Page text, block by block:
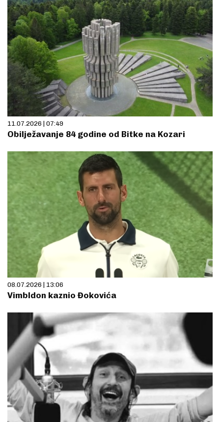
11.07.2026 | 07:49
Obilježavanje 84 godine od Bitke na Kozari
08.07.2026 | 13:06
Vimbldon kaznio Đokovića